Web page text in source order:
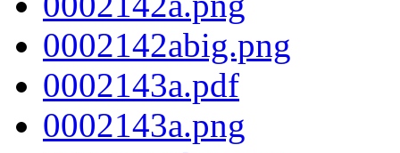
0002142abig.png
0002143a.pdf
0002143a.png